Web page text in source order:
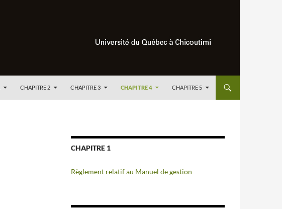
CHAPITRE 2 CHAPITRE 3 CHAPITRE 4 CHAPITRE 5
CHAPITRE 1
Règlement relatif au Manuel de gestion